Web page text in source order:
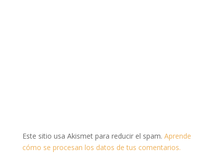
Este sitio usa Akismet para reducir el spam. Aprende
cómo se procesan los datos de tus comentarios.